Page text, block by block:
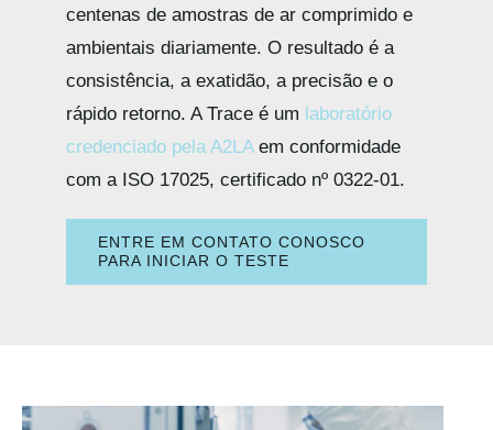
centenas de amostras de ar comprimido e
ambientais diariamente. O resultado é a
consistência, a exatidão, a precisão e o
rápido retorno. A Trace é um laboratório
credenciado pela A2LAem conformidade
com a ISO 17025, certificado nº 0322-01.
ENTRE EM CONTATO CONOSCO
PARA INICIAR O TESTE